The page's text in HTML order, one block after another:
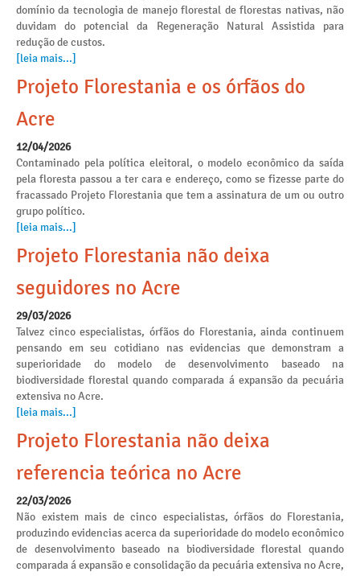
domínio da tecnologia de manejo florestal de florestas nativas, não
duvidam do potencial da Regeneração Natural Assistida para
redução de custos.
[leia mais...]
Projeto Florestania e os órfãos do
Acre
12/04/2026
Contaminado pela política eleitoral, o modelo econômico da saída
pela floresta passou a ter cara e endereço, como se fizesse parte do
fracassado Projeto Florestania que tem a assinatura de um ou outro
grupo político.
[leia mais...]
Projeto Florestania não deixa
seguidores no Acre
29/03/2026
Talvez cinco especialistas, órfãos do Florestania, ainda continuem
pensando em seu cotidiano nas evidencias que demonstram a
superioridade do modelo de desenvolvimento baseado na
biodiversidade florestal quando comparada á expansão da pecuária
extensiva no Acre.
[leia mais...]
Projeto Florestania não deixa
referencia teórica no Acre
22/03/2026
Não existem mais de cinco especialistas, órfãos do Florestania,
produzindo evidencias acerca da superioridade do modelo econômico
de desenvolvimento baseado na biodiversidade florestal quando
comparada á expansão e consolidação da pecuária extensiva no Acre,